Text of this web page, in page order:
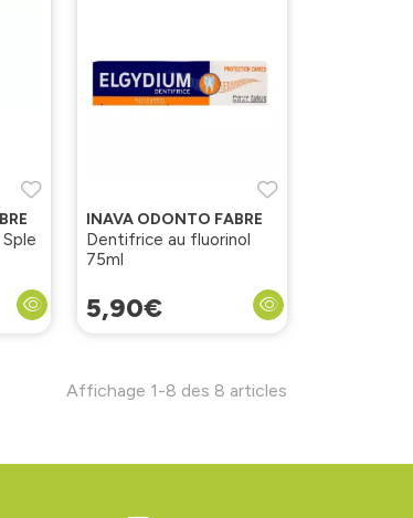
INAVA ODONTO FABRE
Dentifrice au fluorinol
75ml
5,90€
Affichage 1-8 des 8 articles